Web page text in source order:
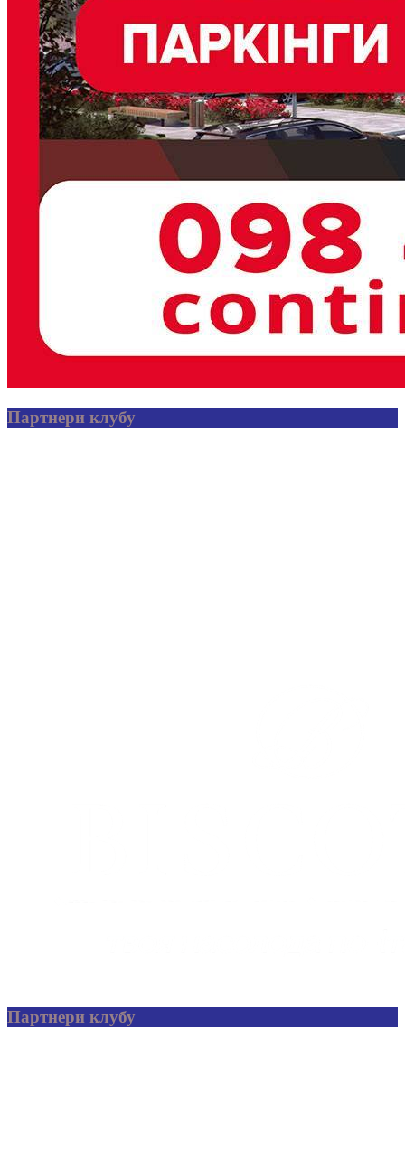
Партнери клубу
Партнери клубу